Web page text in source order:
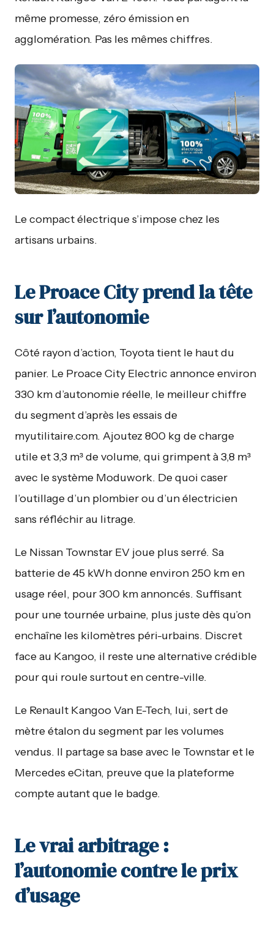
même promesse, zéro émission en
agglomération. Pas les mêmes chiffres.
Le compact électrique s’impose chez les
artisans urbains.
Le Proace City prend la tête
sur l’autonomie
Côté rayon d’action, Toyota tient le haut du
panier. Le Proace City Electric annonce environ
330 km d’autonomie réelle, le meilleur chiffre
du segment d’après les essais de
myutilitaire.com. Ajoutez 800 kg de charge
utile et 3,3 m³ de volume, qui grimpent à 3,8 m³
avec le système Moduwork. De quoi caser
l’outillage d’un plombier ou d’un électricien
sans réfléchir au litrage.
Le Nissan Townstar EV joue plus serré. Sa
batterie de 45 kWh donne environ 250 km en
usage réel, pour 300 km annoncés. Suffisant
pour une tournée urbaine, plus juste dès qu’on
enchaîne les kilomètres péri-urbains. Discret
face au Kangoo, il reste une alternative crédible
pour qui roule surtout en centre-ville.
Le Renault Kangoo Van E-Tech, lui, sert de
mètre étalon du segment par les volumes
vendus. Il partage sa base avec le Townstar et le
Mercedes eCitan, preuve que la plateforme
compte autant que le badge.
Le vrai arbitrage :
l’autonomie contre le prix
d’usage